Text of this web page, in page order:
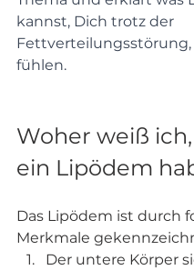
kannst, Dich trotz der
fühlen.
Woher weiß
ein Lipödem
Das Lipödem ist durch
Merkmale
Der untere Körper